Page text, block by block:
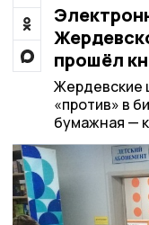
прошёл
Жердевские
«против» в
бумажная —